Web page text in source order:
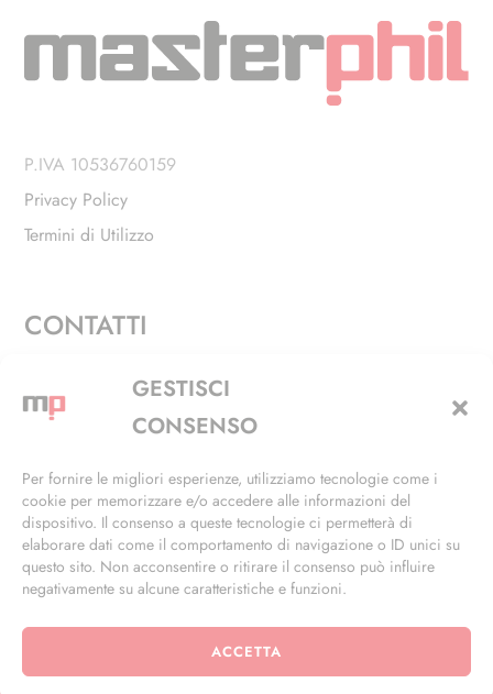
GESTISCI
CONSENSO
Per fornire le migliori esperienze, utilizziamo tecnologie come i
cookie per memorizzare e/o accedere alle informazioni del
dispositivo. Il consenso a queste tecnologie ci permetterà di
elaborare dati come il comportamento di navigazione o ID unici su
questo sito. Non acconsentire o ritirare il consenso può influire
negativamente su alcune caratteristiche e funzioni.
ACCETTA
P.IVA 10536760159
Privacy Policy
Termini di Utilizzo
CONTATTI
Via Alfieri, 27 - Trezzano Sul Naviglio (MI)
+39 02 4846 3155
info@masterphil.it